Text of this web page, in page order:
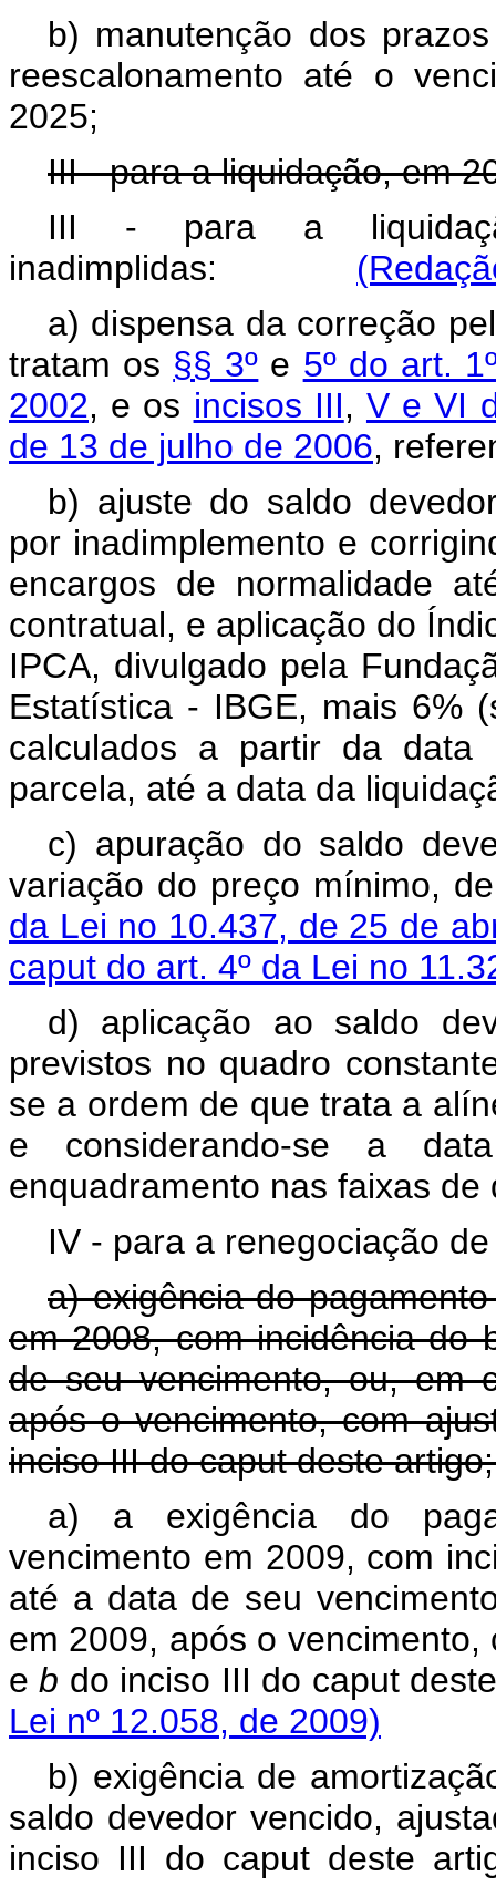
b) manutenção dos
reescalonamento até o
2025;
III - para a liquidação, em
III - para a
inadimplidas:
a) dispensa da correção
tratam os §§ 3º e 5º do art.
2002, e os incisos III, V e VI
de 13 de julho de 2006,
b) ajuste do saldo
por inadimplemento e
encargos de normalidade
contratual, e aplicação do
IPCA, divulgado pela
Estatística - IBGE, mais 6%
calculados a partir da data
parcela, até a data da
c) apuração do saldo
variação do preço mínimo,
da Lei no 10.437, de 25 de
caput do art. 4º da Lei no
d) aplicação ao saldo
previstos no quadro
se a ordem de que trata a
e considerando-se a
enquadramento nas faixas de
IV - para a renegociação
a) exigência do
em 2008, com incidência do
de seu vencimento, ou, em
após o vencimento, com
inciso III docaputdeste
a) a exigência do
vencimento em 2009, com
até a data de seu
em 2009, após o
eb do inciso III do caput
Lei nº 12.058, de 2009)
b) exigência de
saldo devedor vencido,
inciso III do caput deste